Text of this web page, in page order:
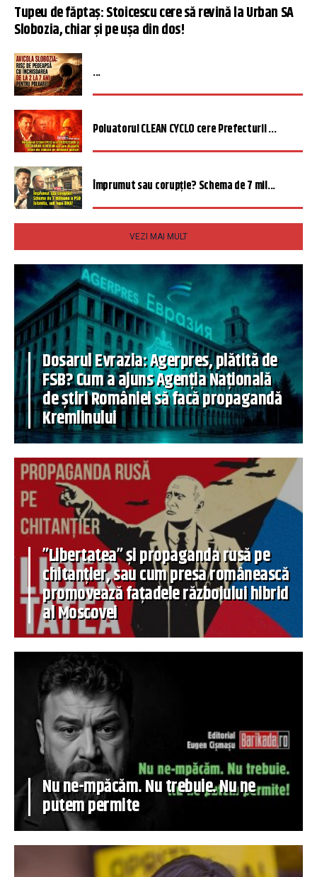
Tupeu de făptaș: Stoicescu cere să revină la Urban SA
Slobozia, chiar și pe ușa din dos!
...
Poluatorul CLEAN CYCLO cere Prefecturii ...
Împrumut sau corupție? Schema de 7 mil...
VEZI MAI MULT
Dosarul Evrazia: Agerpres, plătită de
FSB? Cum a ajuns Agenția Națională
de știri României să facă propagandă
Kremlinului
”Libertatea” și propaganda rusă pe
chitanțier, sau cum presa românească
promovează fațadele războiului hibrid
al Moscovei
Nu ne-mpăcăm. Nu trebuie. Nu ne
putem permite